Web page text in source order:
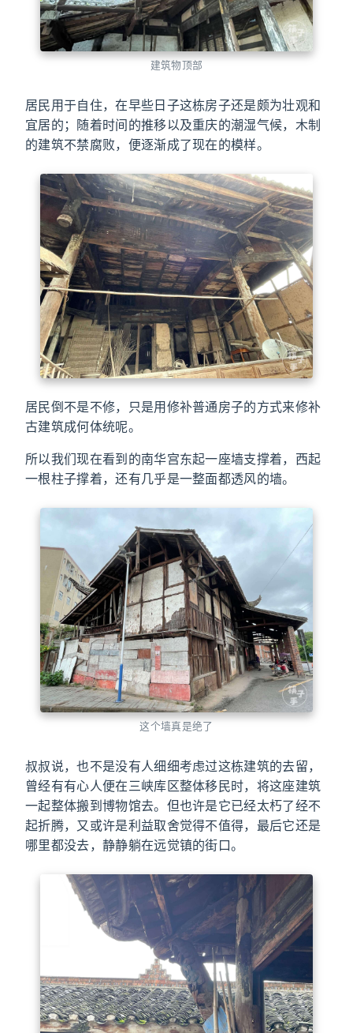
建筑物顶部
居民用于自住，在早些日子这栋房子还是颇为壮观和
宜居的；随着时间的推移以及重庆的潮湿气候，木制
的建筑不禁腐败，便逐渐成了现在的模样。
居民倒不是不修，只是用修补普通房子的方式来修补
古建筑成何体统呢。
所以我们现在看到的南华宫东起一座墙支撑着，西起
一根柱子撑着，还有几乎是一整面都透风的墙。
这个墙真是绝了
叔叔说，也不是没有人细细考虑过这栋建筑的去留，
曾经有有心人便在三峡库区整体移民时，将这座建筑
一起整体搬到博物馆去。但也许是它已经太朽了经不
起折腾，又或许是利益取舍觉得不值得，最后它还是
哪里都没去，静静躺在远觉镇的街口。